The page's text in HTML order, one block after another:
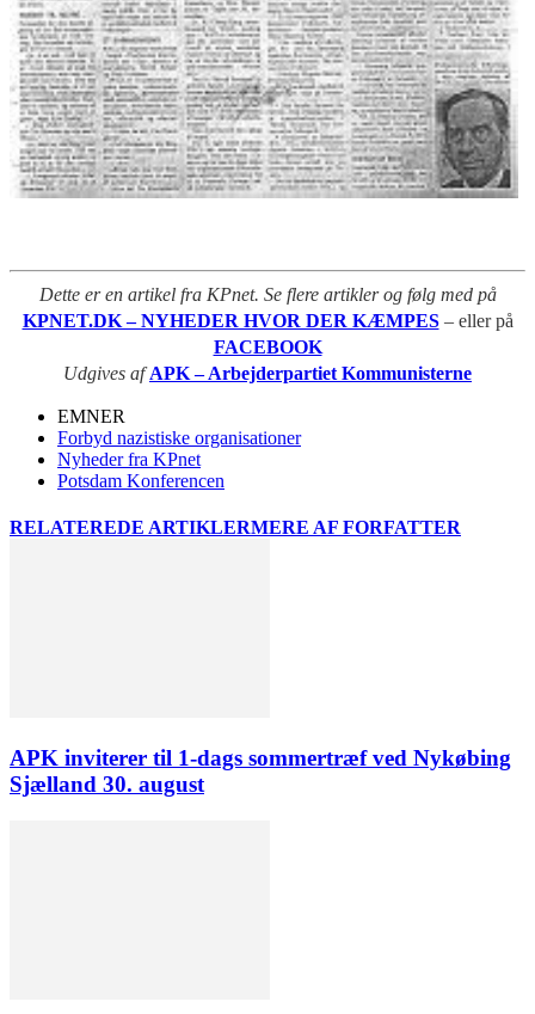
Dette er en artikel fra KPnet. Se flere artikler og følg med på
KPNET.DK – NYHEDER HVOR DER KÆMPES – eller på
FACEBOOK
Udgives afAPK – Arbejderpartiet Kommunisterne
EMNER
Forbyd nazistiske organisationer
Nyheder fra KPnet
Potsdam Konferencen
RELATEREDE ARTIKLERMERE AF FORFATTER
APK inviterer til 1-dags sommertræf ved Nykøbing
Sjælland 30. august